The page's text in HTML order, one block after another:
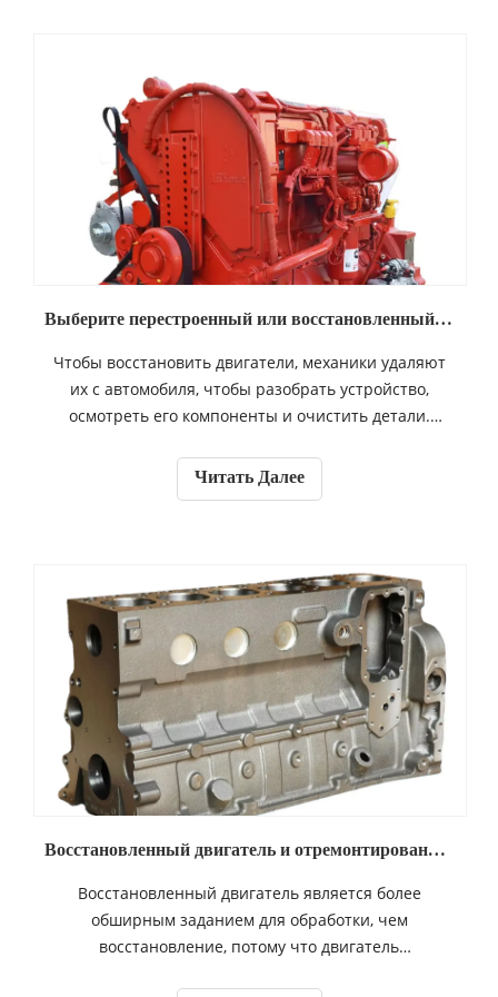
для рынков Азиатско-Тихоокеанского региона и
других мировых рынков в конце этого года.
Двигатель будет собран на заводе двигателя Isuzu в
префектуре Точиги, Япония.
Выберите перестроенный или восстановленный двигатель
Чтобы восстановить двигатели, механики удаляют
их с автомобиля, чтобы разобрать устройство,
осмотреть его компоненты и очистить детали.
исправные движущиеся части и заменить
сломанные или изношенные. Но большинство
является относительно новым, и вы уверены, что
двигателю нужно лишь несколько конкретных
запасных частей для решения текущей проблемы.
Читать Далее
Восстановленный двигатель и отремонтированный двигатель
Восстановленный двигатель является более
обширным заданием для обработки, чем
восстановление, потому что двигатель